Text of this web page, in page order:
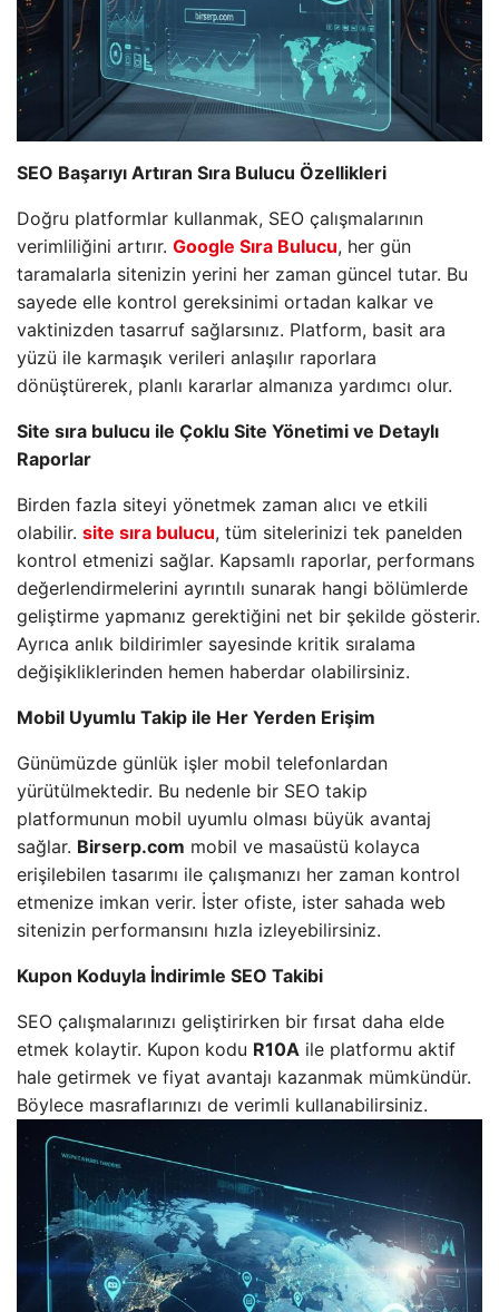
SEO Başarıyı Artıran Sıra Bulucu Özellikleri
Doğru platformlar kullanmak, SEO çalışmalarının
verimliliğini artırır. Google Sıra Bulucu, her gün
taramalarla sitenizin yerini her zaman güncel tutar. Bu
sayede elle kontrol gereksinimi ortadan kalkar ve
vaktinizden tasarruf sağlarsınız. Platform, basit ara
yüzü ile karmaşık verileri anlaşılır raporlara
dönüştürerek, planlı kararlar almanıza yardımcı olur.
Site sıra bulucu ile Çoklu Site Yönetimi ve Detaylı
Raporlar
Birden fazla siteyi yönetmek zaman alıcı ve etkili
olabilir. site sıra bulucu, tüm sitelerinizi tek panelden
kontrol etmenizi sağlar. Kapsamlı raporlar, performans
değerlendirmelerini ayrıntılı sunarak hangi bölümlerde
geliştirme yapmanız gerektiğini net bir şekilde gösterir.
Ayrıca anlık bildirimler sayesinde kritik sıralama
değişikliklerinden hemen haberdar olabilirsiniz.
Mobil Uyumlu Takip ile Her Yerden Erişim
Günümüzde günlük işler mobil telefonlardan
yürütülmektedir. Bu nedenle bir SEO takip
platformunun mobil uyumlu olması büyük avantaj
sağlar. Birserp.com mobil ve masaüstü kolayca
erişilebilen tasarımı ile çalışmanızı her zaman kontrol
etmenize imkan verir. İster ofiste, ister sahada web
sitenizin performansını hızla izleyebilirsiniz.
Kupon Koduyla İndirimle SEO Takibi
SEO çalışmalarınızı geliştirirken bir fırsat daha elde
etmek kolaytir. Kupon kodu R10A ile platformu aktif
hale getirmek ve fiyat avantajı kazanmak mümkündür.
Böylece masraflarınızı de verimli kullanabilirsiniz.